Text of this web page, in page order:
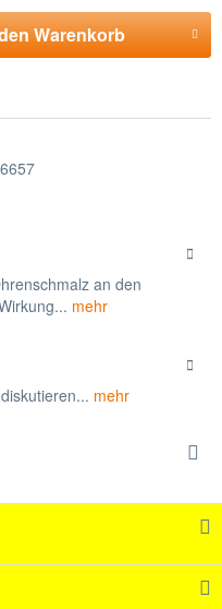
Warenkorb
an den
mehr
mehr